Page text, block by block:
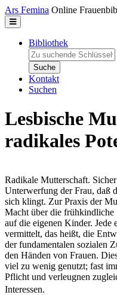
Direkt zum Inhalt
Ars Femina Online
Bibliothek
Zu suchende
Kontakt
Suchen
Lesbische
radikales
Radikale Mutterschaft.
Unterwerfung der Frau, daß
sich klingt. Zur Praxis der
Macht über die frühkindliche
auf die eigenen Kinder.
vermittelt, das heißt, die
der fundamentalen sozialen
den Händen von Frauen.
viel zu wenig genutzt; fast
Pflicht und verleugnen
Interessen.